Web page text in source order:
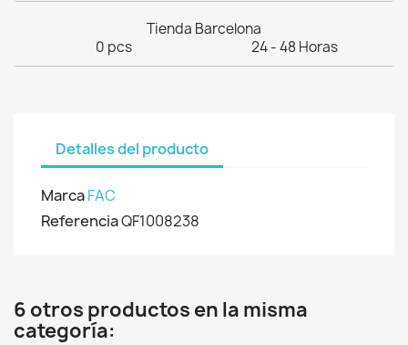
Tienda Barcelona
0 pcs
24 - 48 Horas
Detalles del producto
MarcaFAC
ReferenciaQF1008238
6 otros productos en la misma
categoría: